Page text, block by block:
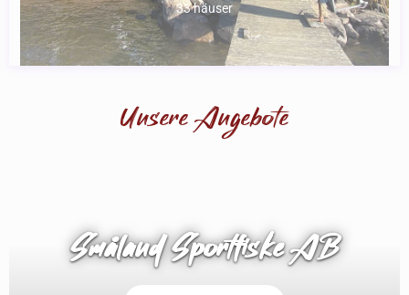
33 häuser
Unsere Angebote
Småland Sportfiske AB